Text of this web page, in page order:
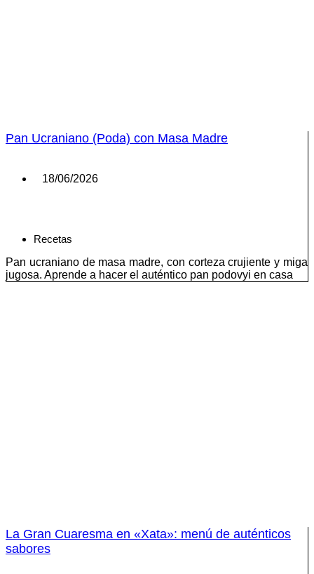
Pan Ucraniano (Poda) con Masa Madre
18/06/2026
Recetas
Pan ucraniano de masa madre, con corteza crujiente y miga
jugosa. Aprende a hacer el auténtico pan podovyi en casa
La Gran Cuaresma en «Xata»: menú de auténticos
sabores